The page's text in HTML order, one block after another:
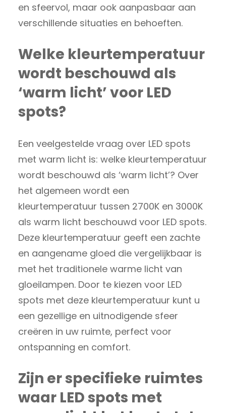
en sfeervol, maar ook aanpasbaar aan
verschillende situaties en behoeften.
Welke kleurtemperatuur
wordt beschouwd als
‘warm licht’ voor LED
spots?
Een veelgestelde vraag over LED spots
met warm licht is: welke kleurtemperatuur
wordt beschouwd als ‘warm licht’? Over
het algemeen wordt een
kleurtemperatuur tussen 2700K en 3000K
als warm licht beschouwd voor LED spots.
Deze kleurtemperatuur geeft een zachte
en aangename gloed die vergelijkbaar is
met het traditionele warme licht van
gloeilampen. Door te kiezen voor LED
spots met deze kleurtemperatuur kunt u
een gezellige en uitnodigende sfeer
creëren in uw ruimte, perfect voor
ontspanning en comfort.
Zijn er specifieke ruimtes
waar LED spots met